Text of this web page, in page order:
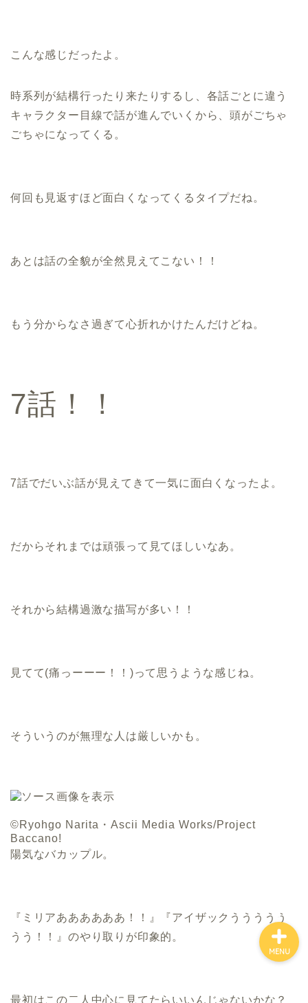
こんな感じだったよ。
時系列が結構行ったり来たりするし、各話ごとに違う
キャラクター目線で話が進んでいくから、頭がごちゃ
ごちゃになってくる。
何回も見返すほど面白くなってくるタイプだね。
あとは話の全貌が全然見えてこない！！
もう分からなさ過ぎて心折れかけたんだけどね。
7話！！
7話でだいぶ話が見えてきて一気に面白くなったよ。
だからそれまでは頑張って見てほしいなあ。
それから結構過激な描写が多い！！
見てて(痛っーーー！！)って思うような感じね。
そういうのが無理な人は厳しいかも。
©Ryohgo Narita・Ascii Media Works/Project
Baccano!
陽気なバカップル。
『ミリアああああああ！！』『アイザックううううう
うう！！』のやり取りが印象的。
最初はこの二人中心に見てたらいいんじゃないかな？
MENU
資産報告